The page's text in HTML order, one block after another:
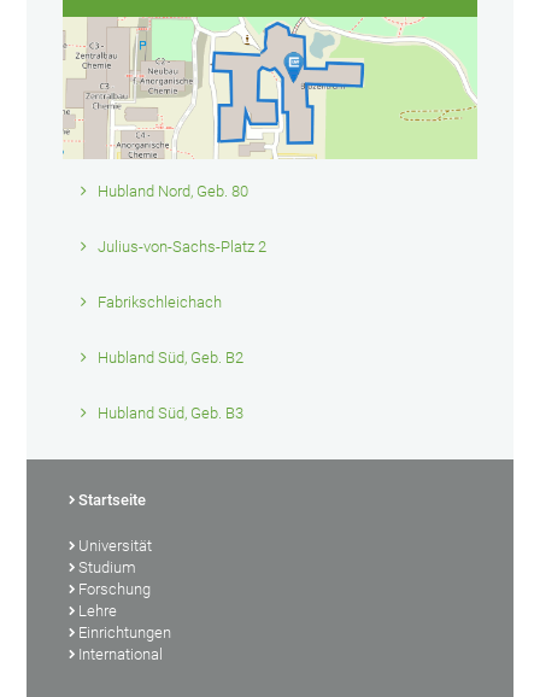
Hubland Nord, Geb. 80
Julius-von-Sachs-Platz 2
Fabrikschleichach
Hubland Süd, Geb. B2
Hubland Süd, Geb. B3
Startseite
Universität
Studium
Forschung
Lehre
Einrichtungen
International